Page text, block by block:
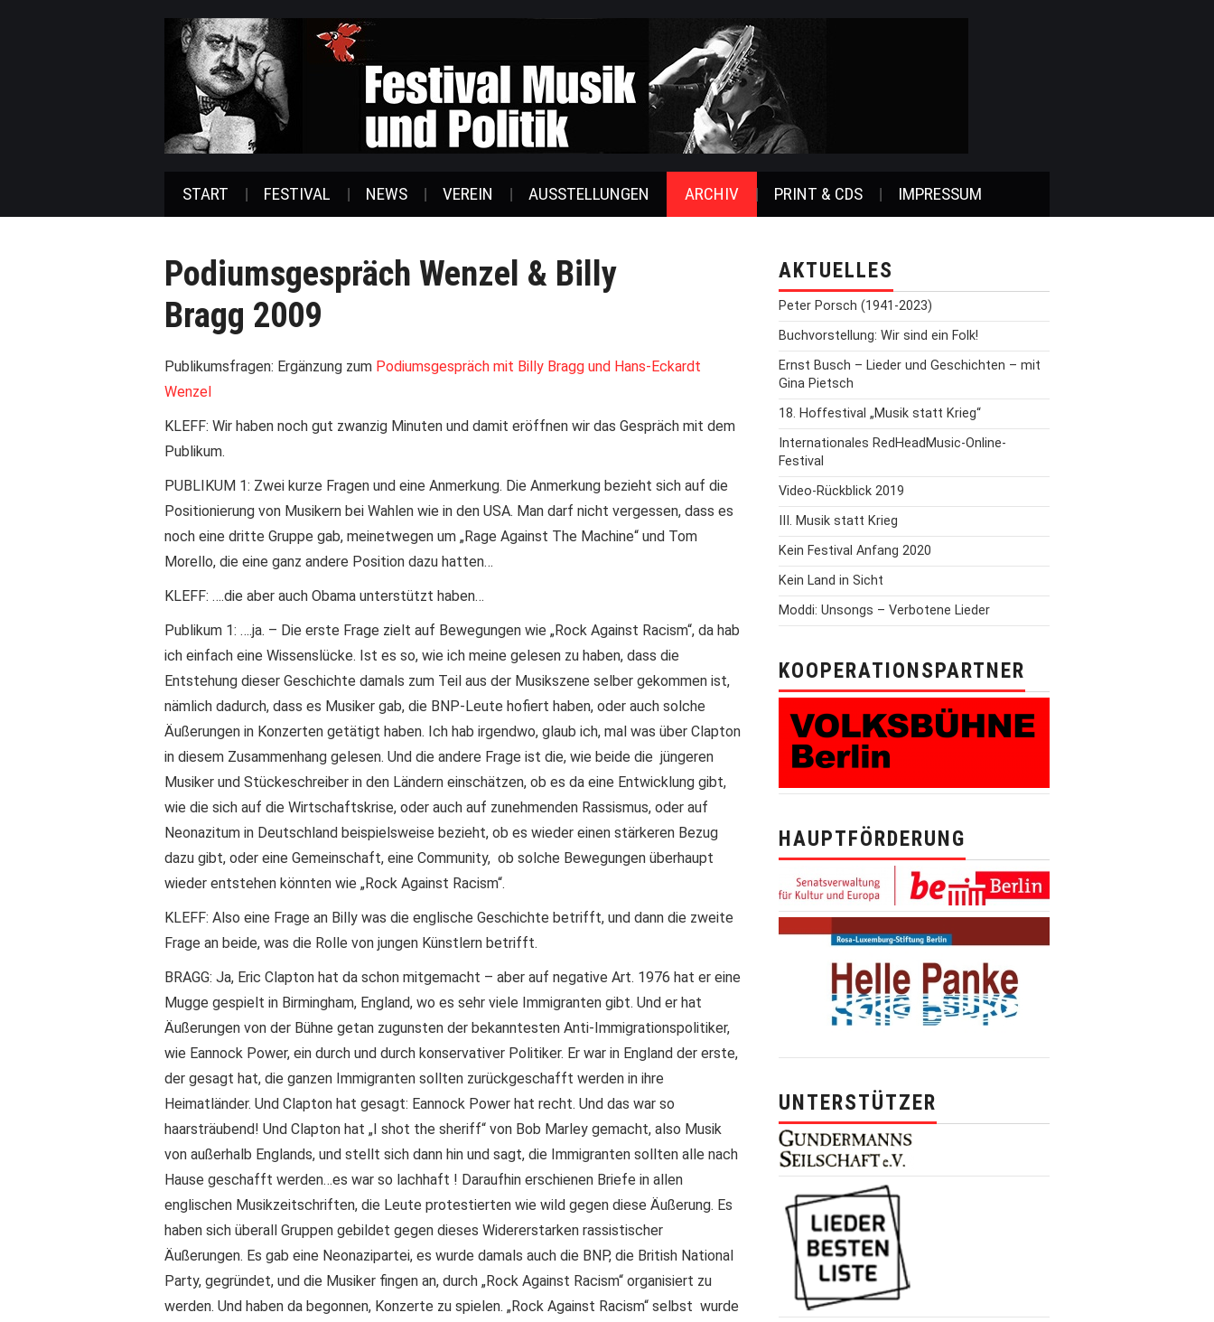
START FESTIVAL NEWS VEREIN AUSSTELLUNGEN ARCHIV PRINT & CDS IMPRESSUM
Podiumsgespräch Wenzel & Billy
Bragg 2009
Publikumsfragen: Ergänzung zum Podiumsgespräch mit Billy Bragg und Hans-Eckardt
Wenzel
KLEFF: Wir haben noch gut zwanzig Minuten und damit eröffnen wir das Gespräch mit dem
Publikum.
PUBLIKUM 1: Zwei kurze Fragen und eine Anmerkung. Die Anmerkung bezieht sich auf die
Positionierung von Musikern bei Wahlen wie in den USA. Man darf nicht vergessen, dass es
noch eine dritte Gruppe gab, meinetwegen um „Rage Against The Machine“ und Tom
Morello, die eine ganz andere Position dazu hatten…
KLEFF: ….die aber auch Obama unterstützt haben…
Publikum 1: ….ja. – Die erste Frage zielt auf Bewegungen wie „Rock Against Racism“, da hab
ich einfach eine Wissenslücke. Ist es so, wie ich meine gelesen zu haben, dass die
Entstehung dieser Geschichte damals zum Teil aus der Musikszene selber gekommen ist,
nämlich dadurch, dass es Musiker gab, die BNP-Leute hofiert haben, oder auch solche
Äußerungen in Konzerten getätigt haben. Ich hab irgendwo, glaub ich, mal was über Clapton
in diesem Zusammenhang gelesen. Und die andere Frage ist die, wie beide die jüngeren
Musiker und Stückeschreiber in den Ländern einschätzen, ob es da eine Entwicklung gibt,
wie die sich auf die Wirtschaftskrise, oder auch auf zunehmenden Rassismus, oder auf
Neonazitum in Deutschland beispielsweise bezieht, ob es wieder einen stärkeren Bezug
dazu gibt, oder eine Gemeinschaft, eine Community, ob solche Bewegungen überhaupt
wieder entstehen könnten wie „Rock Against Racism“.
KLEFF: Also eine Frage an Billy was die englische Geschichte betrifft, und dann die zweite
Frage an beide, was die Rolle von jungen Künstlern betrifft.
BRAGG: Ja, Eric Clapton hat da schon mitgemacht – aber auf negative Art. 1976 hat er eine
Mugge gespielt in Birmingham, England, wo es sehr viele Immigranten gibt. Und er hat
Äußerungen von der Bühne getan zugunsten der bekanntesten Anti-Immigrationspolitiker,
wie Eannock Power, ein durch und durch konservativer Politiker. Er war in England der erste,
der gesagt hat, die ganzen Immigranten sollten zurückgeschafft werden in ihre
Heimatländer. Und Clapton hat gesagt: Eannock Power hat recht. Und das war so
haarsträubend! Und Clapton hat „I shot the sheriff“ von Bob Marley gemacht, also Musik
von außerhalb Englands, und stellt sich dann hin und sagt, die Immigranten sollten alle nach
Hause geschafft werden…es war so lachhaft ! Daraufhin erschienen Briefe in allen
englischen Musikzeitschriften, die Leute protestierten wie wild gegen diese Äußerung. Es
haben sich überall Gruppen gebildet gegen dieses Widererstarken rassistischer
Äußerungen. Es gab eine Neonazipartei, es wurde damals auch die BNP, die British National
Party, gegründet, und die Musiker fingen an, durch „Rock Against Racism“ organisiert zu
werden. Und haben da begonnen, Konzerte zu spielen. „Rock Against Racism“ selbst wurde
AKTUELLES
Peter Porsch (1941-2023)
Buchvorstellung: Wir sind ein Folk!
Ernst Busch – Lieder und Geschichten – mit
Gina Pietsch
18. Hoffestival „Musik statt Krieg“
Internationales RedHeadMusic-Online-
Festival
Video-Rückblick 2019
III. Musik statt Krieg
Kein Festival Anfang 2020
Kein Land in Sicht
Moddi: Unsongs – Verbotene Lieder
KOOPERATIONSPARTNER
HAUPTFÖRDERUNG
UNTERSTÜTZER